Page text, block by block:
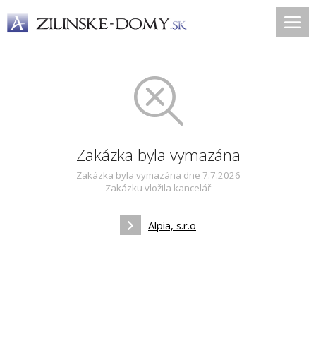
Zakázka byla vymazána
Zakázka byla vymazána dne 7.7.2026
Zakázku vložila kancelář
Alpia, s.r.o